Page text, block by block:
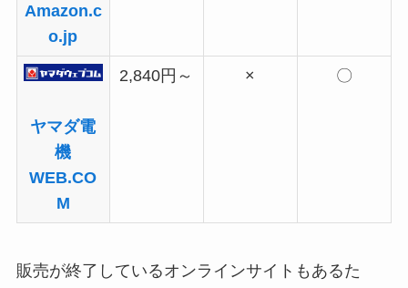
Amazon.c
o.jp
ヤマダ電
機
WEB.CO
M
2,840円～ × 〇
販売が終了しているオンラインサイトもあるた